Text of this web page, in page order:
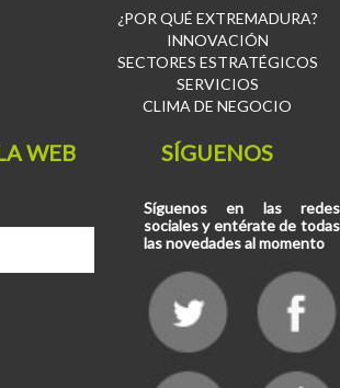
¿POR QUÉ EXTREMADURA?
INNOVACIÓN
SECTORES ESTRATÉGICOS
SERVICIOS
CLIMA DE NEGOCIO
WEB SÍGUENOS
Síguenos en las redes
sociales y entérate de todas
las novedades al momento